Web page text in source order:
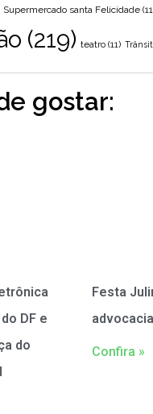
Supermercado santa Felicidade
(219) teatro (11)
gostar:
DF e
do
Festa
advocacia
Confira »